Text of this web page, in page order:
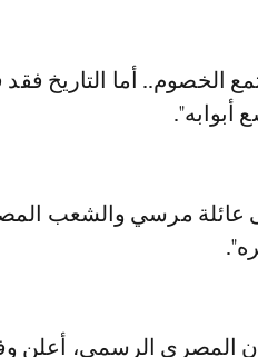
الخصوم.. أما التاريخ
عائلة مرسي والشعب
المصري الرسمي، أعلن